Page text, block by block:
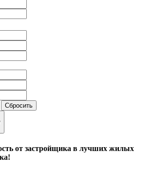
Сбросить
от застройщика в лучших жилых